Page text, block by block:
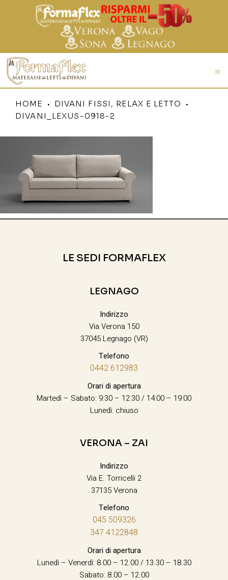
HOME
DIVANI FISSI, RELAX E LETTO
DIVANI_LEXUS-0918-2
LE SEDI FORMAFLEX
LEGNAGO
Indirizzo
Via Verona 150
37045 Legnago (VR)
Telefono
0442 612983
Orari di apertura
Martedì – Sabato: 9:30 – 12:30 / 14:00 – 19:00
Lunedì: chiuso
VERONA – ZAI
Indirizzo
Via E. Torricelli 2
37135 Verona
Telefono
045 509326
347 4122848
Orari di apertura
Lunedì – Venerdì: 8.00 – 12.00 / 13.30 – 18.30
Sabato: 8.00 – 12.00